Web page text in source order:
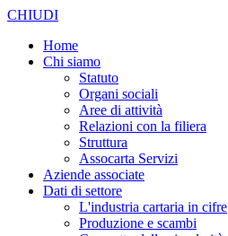
CHIUDI
Home
Chi siamo
Statuto
Organi sociali
Aree di attività
Relazioni con la filiera
Struttura
Assocarta Servizi
Aziende associate
Dati di settore
L'industria cartaria in cifre
Produzione e scambi